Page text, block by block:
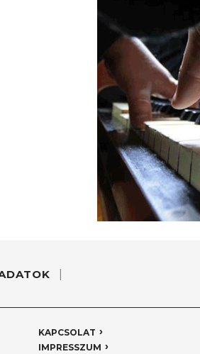
KAPCSOLAT
IMPRESSZUM